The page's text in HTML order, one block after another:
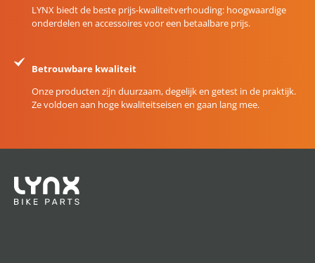
LYNX biedt de beste prijs-kwaliteitverhouding: hoogwaardige
onderdelen en accessoires voor een betaalbare prijs.
Betrouwbare kwaliteit
Onze producten zijn duurzaam, degelijk en getest in de praktijk.
Ze voldoen aan hoge kwaliteitseisen en gaan lang mee.